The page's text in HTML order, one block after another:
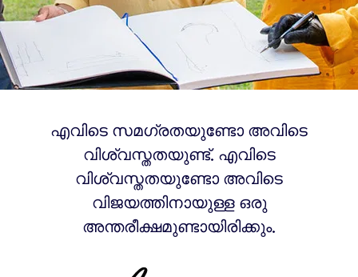
എവിടെ സമഗ്രതയുണ്ടോ അവിടെ
വിശ്വസ്തതയുണ്ട്. എവിടെ
വിശ്വസ്തതയുണ്ടോ അവിടെ
വിജയത്തിനായുള്ള ഒരു
അന്തരീക്ഷമുണ്ടായിരിക്കും.